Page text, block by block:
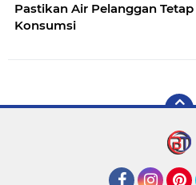
Pastikan Air Pelanggan
Konsumsi